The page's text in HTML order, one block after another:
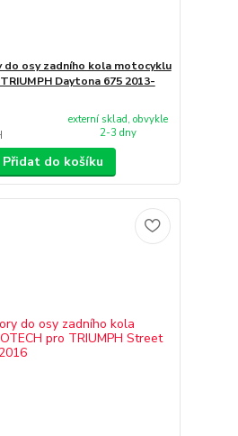
osy zadního kola motocyklu
Daytona 675 2013-
externí sklad, obvykle
2-3 dny
Přidat do košíku